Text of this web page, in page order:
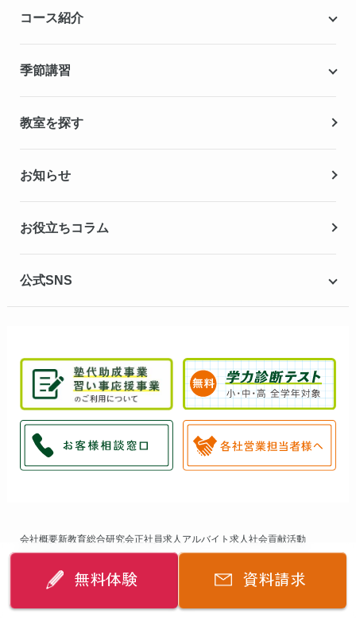
無料体験 資料請求
無料学力診断テスト
無料体験授業
コース紹介
高校生の個別指導コース
季節講習
冬期講習
教室を探す
お知らせ
お役立ちコラム
公式SNS
会社概要新教育総合研究会正社員求人 アルバイト求人社会貢献活動